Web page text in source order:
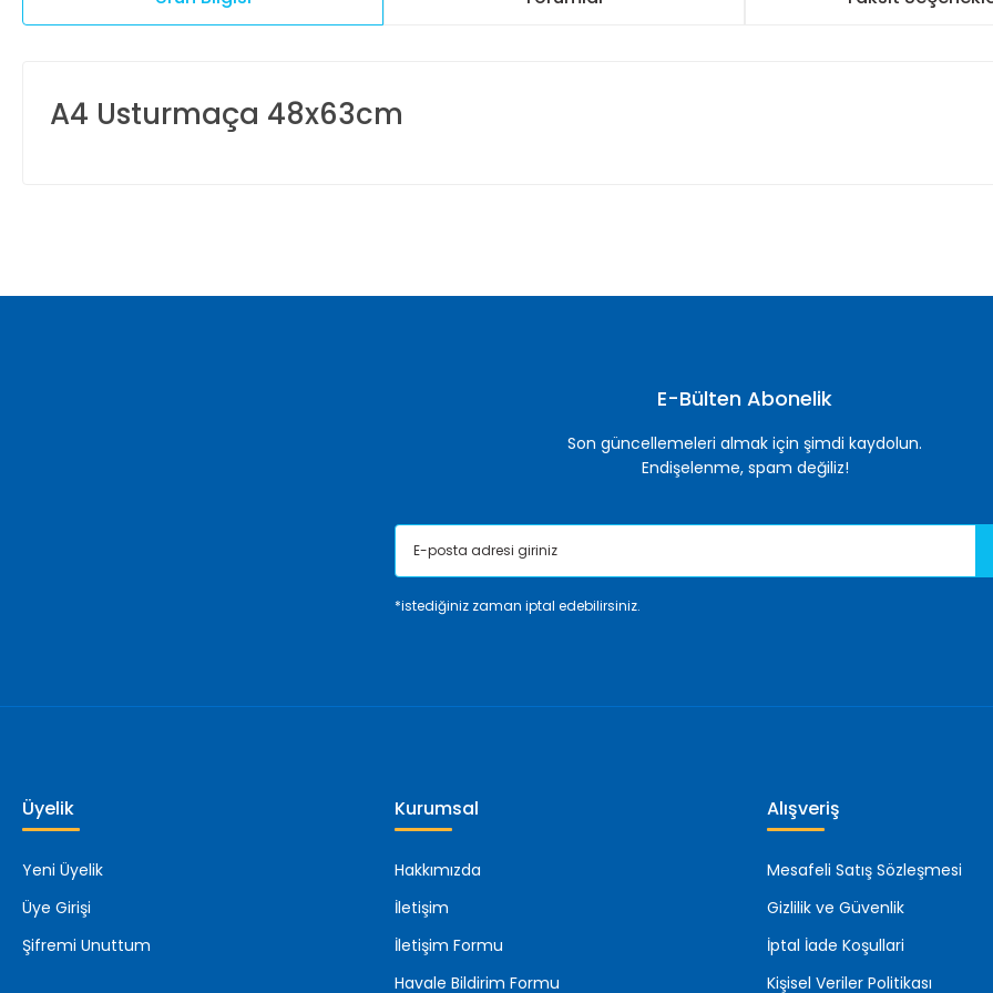
A4 Usturmaça 48x63cm
E-Bülten Abonelik
Son güncellemeleri almak için şimdi kaydolun.
Endişelenme, spam değiliz!
*istediğiniz zaman iptal edebilirsiniz.
Üyelik
Yeni Üyelik
Üye Girişi
Şifremi Unuttum
Kurumsal
Hakkımızda
İletişim
İletişim Formu
Havale Bildirim Formu
Alışveriş
Mesafeli Satış Sözleşmesi
Gizlilik ve Güvenlik
İptal İade Koşullari
Kişisel Veriler Politikası